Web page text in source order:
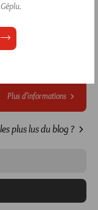
Plus d’informations
plus lus du blog ?
Géplu.